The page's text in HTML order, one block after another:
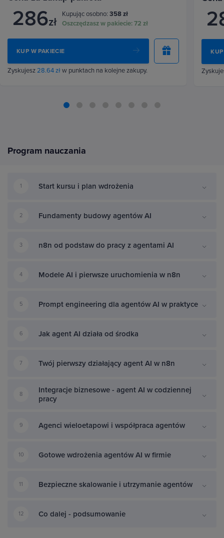
286zł
Kupując osobno: 358 zł
Oszczędzasz w pakiecie:72 zł
KUP W PAKIECIE
Zyskujesz28.64 złw punktach na kolejne zakupy.
Program nauczania
1 Start kursu i plan wdrożenia
2 Fundamenty budowy agentów AI
3 n8n od podstaw do pracy z agentami AI
4 Modele AI i pierwsze uruchomienia w n8n
5 Prompt engineering dla agentów AI w praktyce
6 Jak agent AI działa od środka
7 Twój pierwszy działający agent AI w n8n
8
Integracje biznesowe - agent AI w codziennej
pracy
9 Agenci wieloetapowi i współpraca agentów
10 Gotowe wdrożenia agentów AI w firmie
11 Bezpieczne skalowanie i utrzymanie agentów
12 Co dalej - podsumowanie